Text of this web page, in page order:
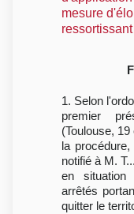
mesure
1. Selon
premier
(Toulouse,
la
notifié à M.
en situation
arrêtés
quitter le